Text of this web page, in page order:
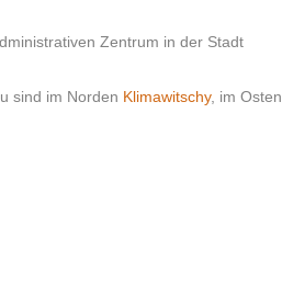
Zentrum in der Stadt
sind im Norden Klimawitschy, im Osten